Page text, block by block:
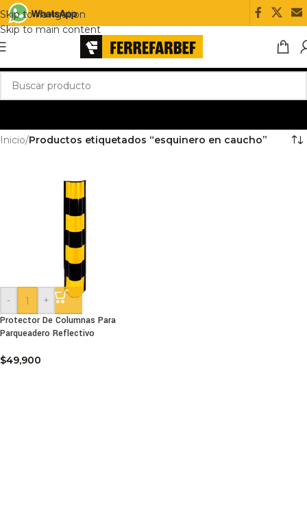
Skip to navigation
Skip to main content
Inicio/Productos etiquetados “esquinero en caucho”
-
+
Protector De Columnas Para
Parqueadero Reflectivo
$49,900